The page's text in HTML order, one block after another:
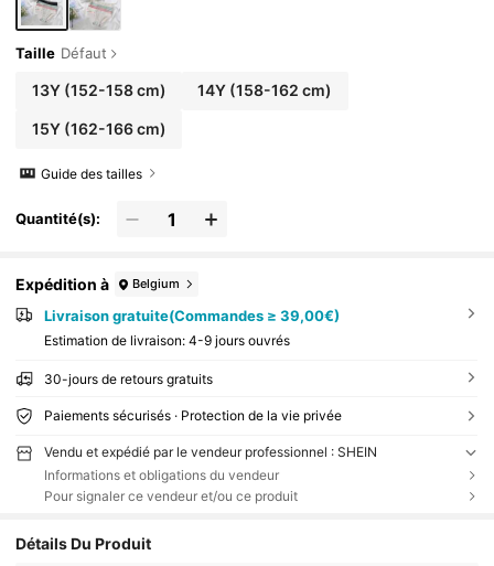
Taille Défaut
13Y(152-158 cm) 14Y (158-162 cm)
15Y(162-166 cm)
Guide des tailles
Quantité(s):
Expédition à Belgium
Livraison gratuite(Commandes ≥ 39,00€)
Estimation de livraison: 4-9 jours ouvrés
30-jours de retours gratuits
Paiements sécurisés · Protection de la vie privée
Vendu et expédié par le vendeur professionnel : SHEIN
Informations et obligations du vendeur
Pour signaler ce vendeur et/ou ce produit
Détails Du Produit